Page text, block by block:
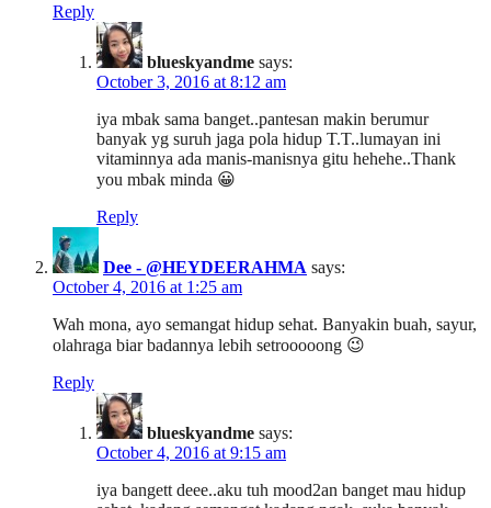
Reply
blueskyandme says:
October 3, 2016 at 8:12 am
iya mbak sama banget..pantesan makin berumur
banyak yg suruh jaga pola hidup T.T..lumayan ini
vitaminnya ada manis-manisnya gitu hehehe..Thank
you mbak minda 😀
Reply
Dee - @HEYDEERAHMA says:
October 4, 2016 at 1:25 am
Wah mona, ayo semangat hidup sehat. Banyakin buah, sayur,
olahraga biar badannya lebih setrooooong 😉
Reply
blueskyandme says:
October 4, 2016 at 9:15 am
iya bangett deee..aku tuh mood2an banget mau hidup